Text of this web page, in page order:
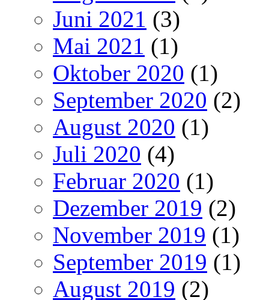
Juni 2021 (3)
Mai 2021 (1)
Oktober 2020 (1)
September 2020 (2)
August 2020 (1)
Juli 2020 (4)
Februar 2020 (1)
Dezember 2019 (2)
November 2019 (1)
September 2019 (1)
August 2019 (2)